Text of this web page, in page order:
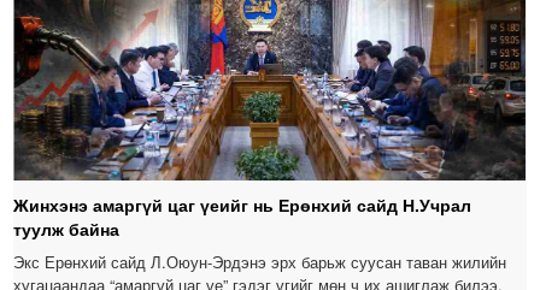
Жинхэнэ амаргүй цаг үеийг нь Ерөнхий сайд Н.Учрал
туулж байна
Экс Ерөнхий сайд Л.Оюун-Эрдэнэ эрх барьж суусан таван жилийн
хугацаандаа “амаргүй цаг үе” гэдэг үгийг мөн ч их ашиглаж билээ.